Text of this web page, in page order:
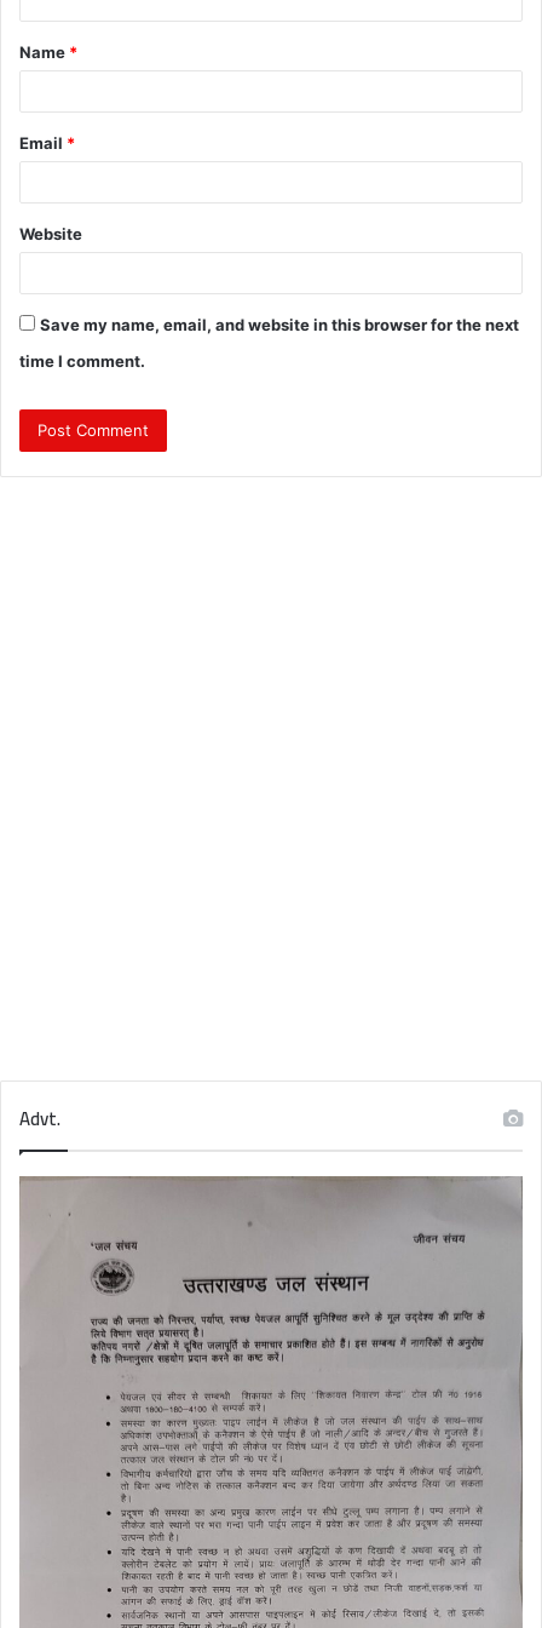
t
*
Name *
Email *
Website
Save my name, email, and website in this browser for the next
time I comment.
Advt.